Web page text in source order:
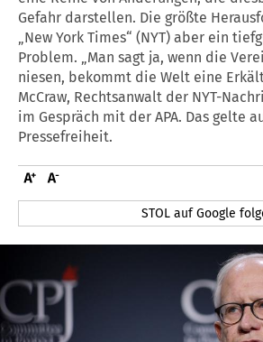
Gefahr darstellen. Die größte
„New York Times“ (NYT) aber ein
Problem. „Man sagt ja, wenn die
niesen, bekommt die Welt eine
McCraw, Rechtsanwalt der NYT-
im Gespräch mit der APA. Das gelte
Pressefreiheit.
STOL auf Google